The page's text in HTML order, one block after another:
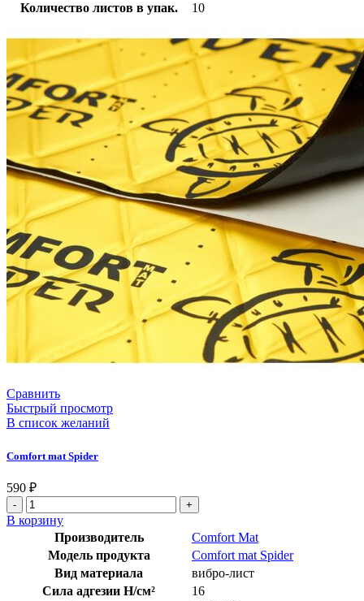
Количество листов в упак.
10
Сравнить
Быстрый просмотр
В список желаний
Comfort mat Spider
590 ₽
В корзину
Производитель
Comfort Mat
Модель продукта
Comfort mat Spider
Вид материала
вибро-лист
Сила адгезии Н/см²
16